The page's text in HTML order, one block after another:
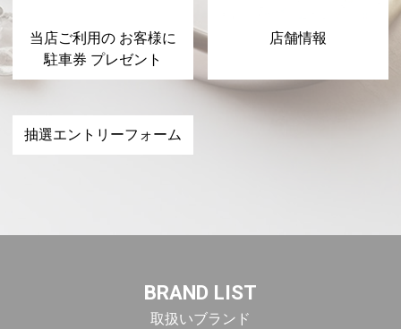
当店ご利用の お客様に
駐車券 プレゼント
店舗情報
抽選エントリーフォーム
BRAND LIST
取扱いブランド